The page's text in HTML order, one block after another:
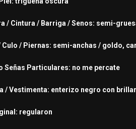
/ Cintura / Barriga / Senos: semi-
Culo / Piernas: semi-anchas / goldo,
Señas Particulares: no me percate
/ Vestimenta: enterizo negro con
regularon